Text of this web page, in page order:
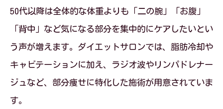
50代以降は全体的な体重よりも「二の腕」「お腹」
「背中」など気になる部分を集中的にケアしたいとい
う声が増えます。ダイエットサロンでは、脂肪冷却や
キャビテーションに加え、ラジオ波やリンパドレナー
ジュなど、部分痩せに特化した施術が用意されていま
す。